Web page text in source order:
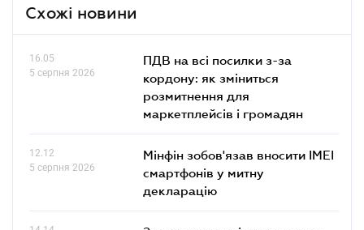
Схожі новини
16.05
5 серпня 2026
ПДВ на всі посилки з-за
кордону: як зміниться
розмитнення для
маркетплейсів і громадян
12.12
5 серпня 2026
Мінфін зобов'язав вносити IMEI
смартфонів у митну
декларацію